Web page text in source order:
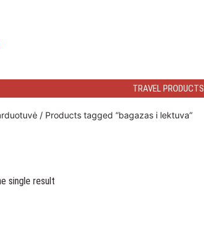
TRAVEL PRODUCTS
/ Products tagged “bagazas i lektuva”
single result